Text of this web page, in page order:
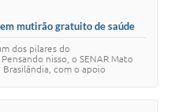
mutirão gratuito de saúde
dos pilares do
nisso, o SENAR Mato
Brasilândia, com o apoio